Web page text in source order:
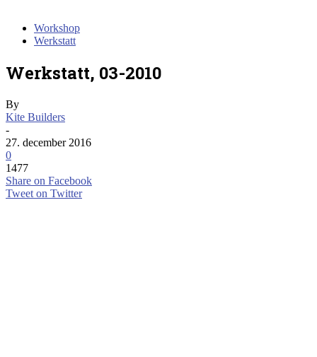
Workshop
Werkstatt
Werkstatt, 03-2010
By
Kite Builders
-
27. december 2016
0
1477
Share on Facebook
Tweet on Twitter